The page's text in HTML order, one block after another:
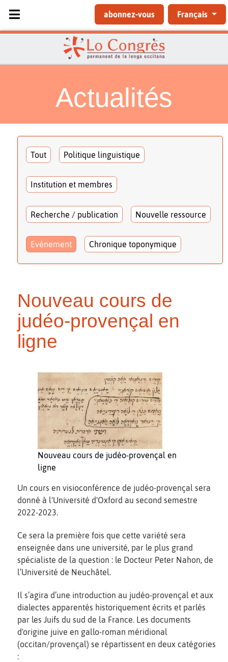
Sélectionnez votre langue
abonnez-vous Français
Actualités
Tout Politique linguistique
Institution et membres
Recherche / publication Nouvelle ressource
Evénement Chronique toponymique
Nouveau cours de
judéo-provençal en
ligne
Nouveau cours de judéo-provençal en
ligne
Un cours en visioconférence de judéo-provençal sera
donné à l'Université d'Oxford au second semestre
2022-2023.
Ce sera la première fois que cette variété sera
enseignée dans une université, par le plus grand
spécialiste de la question : le Docteur Peter Nahon, de
l’Université de Neuchâtel.
Il s’agira d’une introduction au judéo-provençal et aux
dialectes apparentés historiquement écrits et parlés
par les Juifs du sud de la France. Les documents
d'origine juive en gallo-roman méridional
(occitan/provençal) se répartissent en deux catégories
: